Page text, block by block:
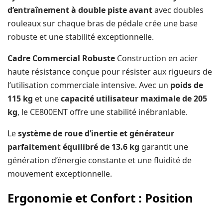
d’entraînement à double piste avantavec doubles
rouleaux sur chaque bras de pédale crée une base
robuste et une stabilité exceptionnelle.
Cadre Commercial Robuste Construction en acier
haute résistance conçue pour résister aux rigueurs de
l’utilisation commerciale intensive. Avec un poids de
115 kg et unecapacité utilisateur maximale de 205
kg, le CE800ENT offre une stabilité inébranlable.
Lesystème de roue d’inertie et générateur
parfaitement équilibré de 13.6 kg garantit une
génération d’énergie constante et une fluidité de
mouvement exceptionnelle.
Ergonomie et Confort : Position